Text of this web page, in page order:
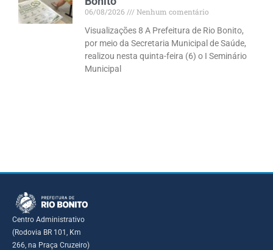
06/08/2026
Nenhum comentário
Visualizações 8 A Prefeitura de Rio Bonito,
por meio da Secretaria Municipal de Saúde,
realizou nesta quinta-feira (6) o I Seminário
Municipal
Centro Administrativo
(Rodovia BR 101, Km
266, na Praça Cruzeiro)